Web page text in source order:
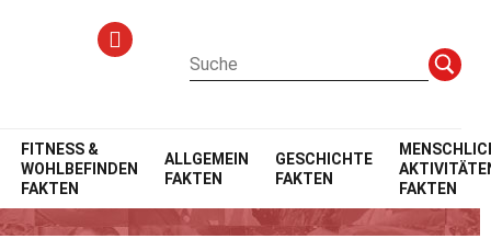
FITNESS &
WOHLBEFINDEN
FAKTEN
ALLGEMEIN
FAKTEN
GESCHICHTE
FAKTEN
FAKTEN